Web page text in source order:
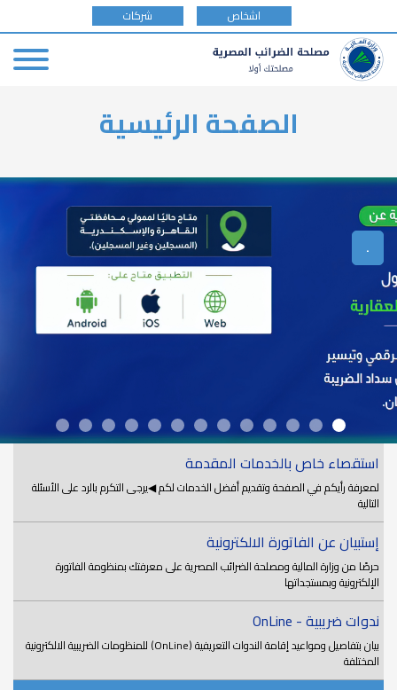
type
اشخاص شركات
الصفحة الرئيسية
.
استقصاء خاص بالخدمات المقدمة
لمعرفة رأيكم في الصفحة وتقديم أفضل الخدمات لكم ◀يرجى التكرم بالرد على الأسئلة
التالية
إستبيان عن الفاتورة الالكترونية
حرصًا من وزارة المالية ومصلحة الضرائب المصرية على معرفتك بمنظومة الفاتورة
الإلكترونية وبمستجداتها
ندوات ضريبية - OnLine
بيان بتفاصيل ومواعيد إقامة الندوات التعريفية (OnLine) للمنظومات الضريبية الالكترونية
المختلفة